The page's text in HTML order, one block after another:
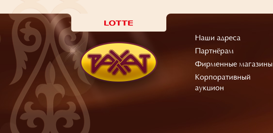
Наши адреса
Партнёрам
Фирменные магазины
Корпоративный
аукцион